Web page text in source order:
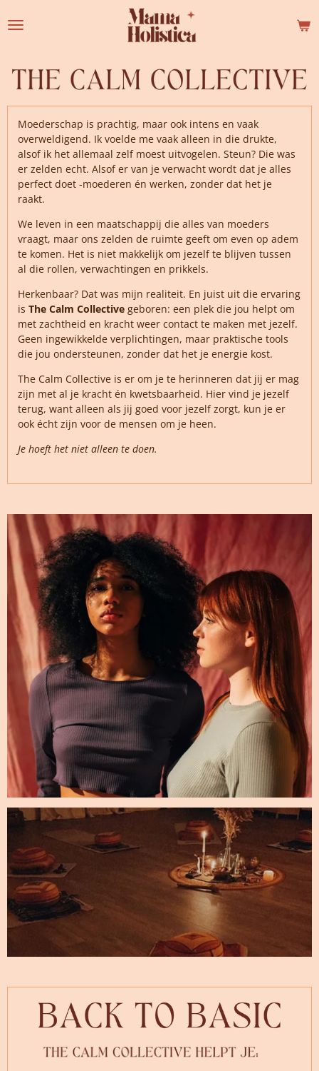
direct
hoofdinhoud
Moederschap is prachtig, maar ook intens en vaak
overweldigend. Ik voelde me vaak alleen in die drukte,
alsof ik het allemaal zelf moest uitvogelen. Steun? Die was
er zelden echt. Alsof er van je verwacht wordt dat je alles
perfect doet -moederen én werken, zonder dat het je
raakt.
We leven in een maatschappij die alles van moeders
vraagt, maar ons zelden de ruimte geeft om even op adem
te komen. Het is niet makkelijk om jezelf te blijven tussen
al die rollen, verwachtingen en prikkels.
Herkenbaar? Dat was mijn realiteit. En juist uit die ervaring
is The Calm Collective geboren: een plek die jou helpt om
met zachtheid en kracht weer contact te maken met jezelf.
Geen ingewikkelde verplichtingen, maar praktische tools
die jou ondersteunen, zonder dat het je energie kost.
The Calm Collective is er om je te herinneren dat jij er mag
zijn met al je kracht én kwetsbaarheid. Hier vind je jezelf
terug, want alleen als jij goed voor jezelf zorgt, kun je er
ook écht zijn voor de mensen om je heen.
Je hoeft het niet alleen te doen.